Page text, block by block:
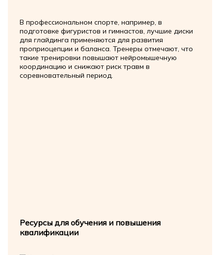
В профессиональном спорте, например, в
подготовке фигуристов и гимнастов, лучшие диски
для глайдинга применяются для развития
проприоцепции и баланса. Тренеры отмечают, что
такие тренировки повышают нейромышечную
координацию и снижают риск травм в
соревновательный период.
Ресурсы для обучения и повышения
квалификации